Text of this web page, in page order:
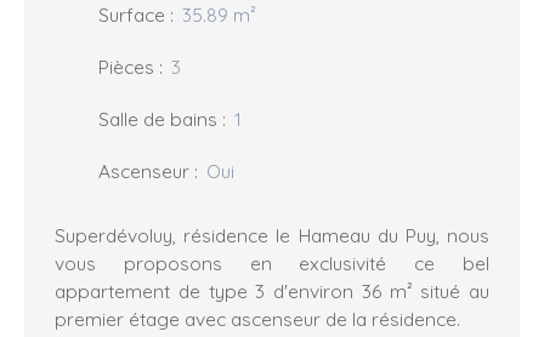
Surface : 35.89 m²
Pièces : 3
Salle de bains : 1
Ascenseur : Oui
Superdévoluy, résidence le Hameau du Puy, nous
vous proposons en exclusivité ce bel
appartement de type 3 d'environ 36 m² situé au
premier étage avec ascenseur de la résidence.